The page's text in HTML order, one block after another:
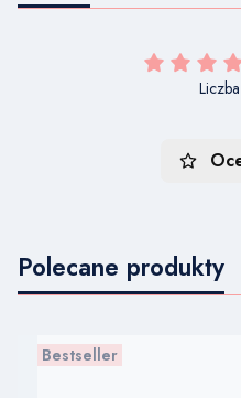
Polecane produkty
Bestseller